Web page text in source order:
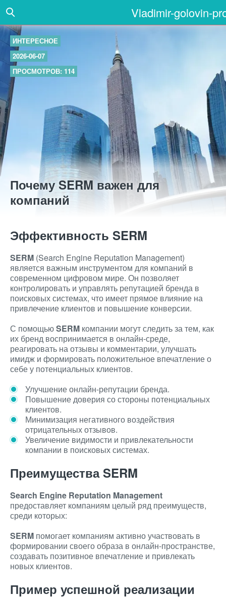
Vladimir-golovin-
ИНТЕРЕСНОЕ
2026-06-07
ПРОСМОТРОВ: 114
Почему SERM важен для
компаний
Эффективность SERM
SERM (Search Engine Reputation Management)
является важным инструментом для компаний в
современном цифровом мире. Он позволяет
контролировать и управлять репутацией бренда в
поисковых системах, что имеет прямое влияние на
привлечение клиентов и повышение конверсии.
С помощьюSERM компании могут следить за тем, как
их бренд воспринимается в онлайн-среде,
реагировать на отзывы и комментарии, улучшать
имидж и формировать положительное впечатление о
себе у потенциальных клиентов.
Улучшение онлайн-репутации бренда.
Повышение доверия со стороны потенциальных
клиентов.
Минимизация негативного воздействия
отрицательных отзывов.
Увеличение видимости и привлекательности
компании в поисковых системах.
Преимущества SERM
Search Engine Reputation Management
предоставляет компаниям целый ряд преимуществ,
среди которых:
SERM помогает компаниям активно участвовать в
формировании своего образа в онлайн-пространстве,
создавать позитивное впечатление и привлекать
новых клиентов.
Пример успешной реализации